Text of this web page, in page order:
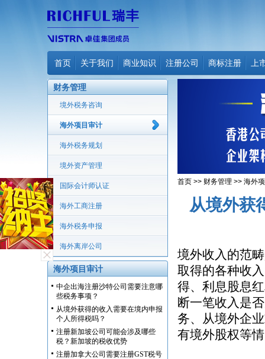
首页 关于我们 商业知识 注册公司 商标注册 上
财务管理
境外税务咨询
海外项目审计
海外税务规划
境外资产管理
国际会计师认证
海外工商注册
海外税务申报
海外离岸公司
海外项目审计
中企出海注册沙特公司需要注意哪
些税务事项？
从境外获得的收入需要在境内申报
个人所得税吗？
注册新加坡公司可能会涉及哪些
税？新加坡的税收优势
注册加拿大公司需要注册GST税号
首页 >> 财务管理 >> 海外
从境外获
境外收入的范
取得的各种收
得、利息股息
断一笔收入是
务、从境外企
有境外股权等